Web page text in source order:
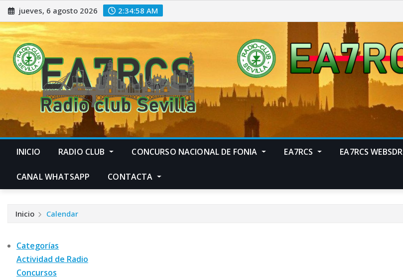
Saltar
al
contenido
jueves, 6 agosto 2026 2:34:59 AM
INICIO RADIO CLUB CONCURSO NACIONAL DE FONIA EA7RCS EA7RCS WEBSDR
CANAL WHATSAPP CONTACTA
Inicio Calendar
Categorías
Actividad de Radio
Concursos